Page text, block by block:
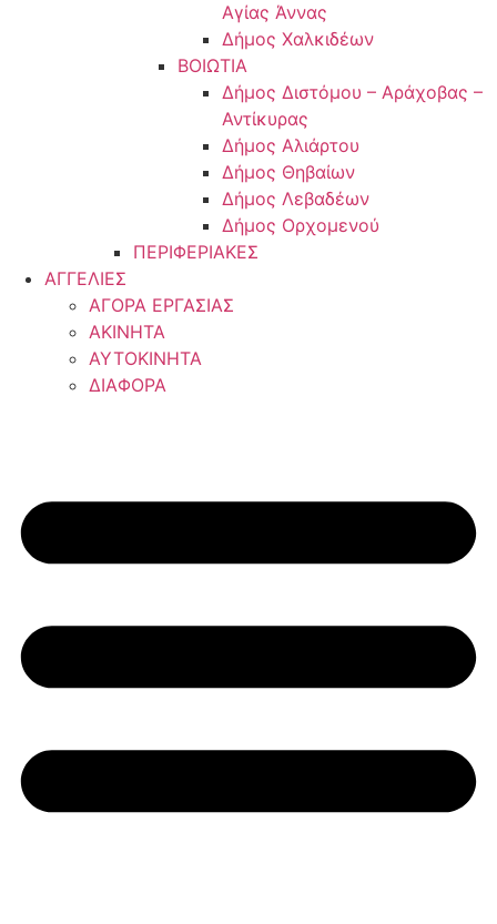
Αγίας Άννας
Δήμος Χαλκιδέων
ΒΟΙΩΤΙΑ
Δήμος Διστόμου – Αράχοβας –
Αντίκυρας
Δήμος Αλιάρτου
Δήμος Θηβαίων
Δήμος Λεβαδέων
Δήμος Ορχομενού
ΠΕΡΙΦΕΡΙΑΚΕΣ
ΑΓΓΕΛΙΕΣ
ΑΓΟΡΑ ΕΡΓΑΣΙΑΣ
ΑΚΙΝΗΤΑ
ΑΥΤΟΚΙΝΗΤΑ
ΔΙΑΦΟΡΑ